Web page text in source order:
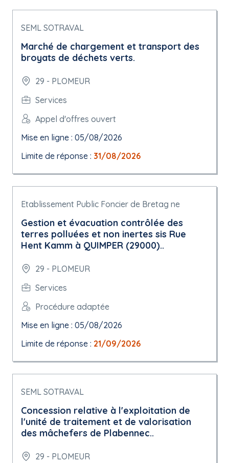
SEML SOTRAVAL
Marché de chargement et transport des
broyats de déchets verts.
29 - PLOMEUR
Services
Appel d'offres ouvert
Mise en ligne : 05/08/2026
Limite de réponse : 31/08/2026
Etablissement Public Foncier de Bretag ne
Gestion et évacuation contrôlée des
terres polluées et non inertes sis Rue
Hent Kamm à QUIMPER (29000)..
29 - PLOMEUR
Services
Procédure adaptée
Mise en ligne : 05/08/2026
Limite de réponse : 21/09/2026
SEML SOTRAVAL
Concession relative à l'exploitation de
l'unité de traitement et de valorisation
des mâchefers de Plabennec..
29 - PLOMEUR